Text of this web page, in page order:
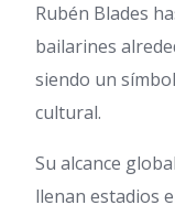
Rubén Blades
bailarines
siendo un
cultural.
Su alcance
llenan estadios